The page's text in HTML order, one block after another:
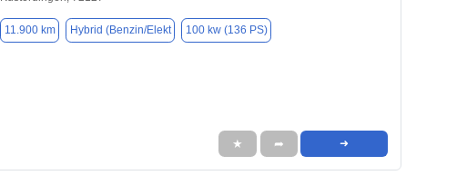
11.900 km Hybrid (Benzin/Elekt 100 kw (136 PS)
★ ➦ ➜